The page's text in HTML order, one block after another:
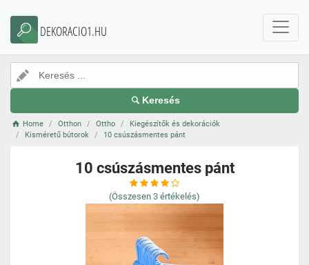
DEKORACIO1.HU
Keresés
Home Otthon Ottho
Kiegészítők és dekorációk
Kisméretű bútorok
10 csúszásmentes pánt
10 csúszásmentes pánt
(Összesen 3 értékelés)